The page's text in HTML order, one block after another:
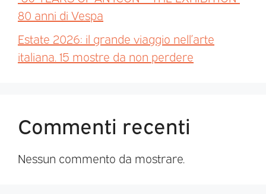
80 anni di Vespa
Estate 2026: il grande viaggio nell’arte
italiana. 15 mostre da non perdere
Commenti recenti
Nessun commento da mostrare.